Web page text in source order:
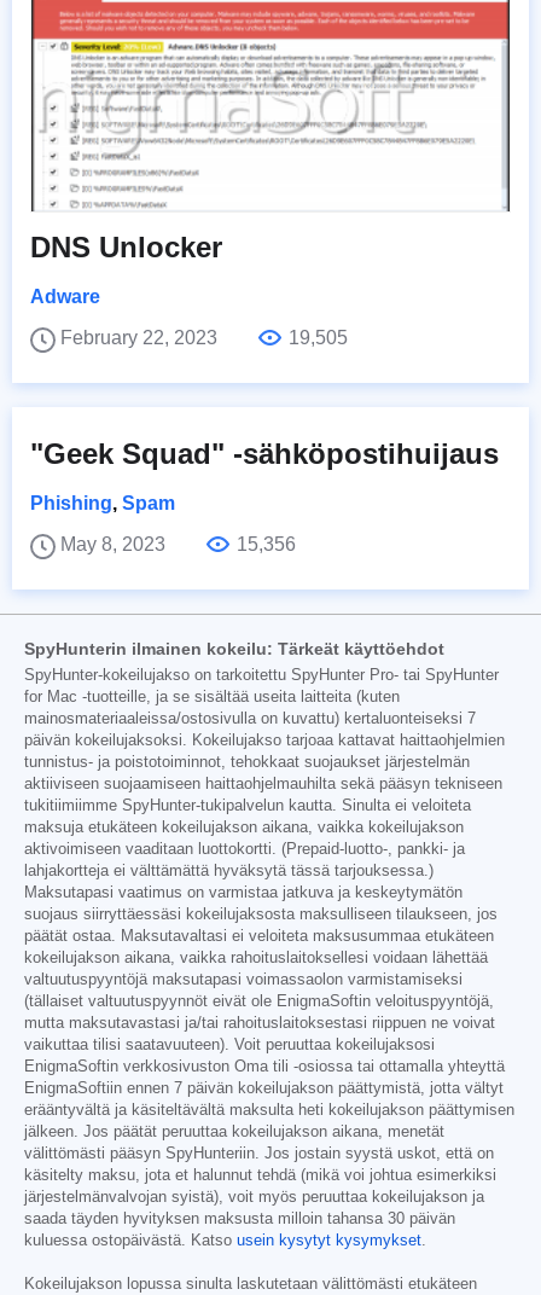
DNS Unlocker
Adware
February 22, 2023
19,505
"Geek Squad" -sähköpostihuijaus
Phishing, Spam
May 8, 2023
15,356
SpyHunterin ilmainen kokeilu: Tärkeät käyttöehdot
SpyHunter-kokeilujakso on tarkoitettu SpyHunter Pro- tai SpyHunter
for Mac -tuotteille, ja se sisältää useita laitteita (kuten
mainosmateriaaleissa/ostosivulla on kuvattu) kertaluonteiseksi 7
päivän kokeilujaksoksi. Kokeilujakso tarjoaa kattavat haittaohjelmien
tunnistus- ja poistotoiminnot, tehokkaat suojaukset järjestelmän
aktiiviseen suojaamiseen haittaohjelmauhilta sekä pääsyn tekniseen
tukitiimiimme SpyHunter-tukipalvelun kautta. Sinulta ei veloiteta
maksuja etukäteen kokeilujakson aikana, vaikka kokeilujakson
aktivoimiseen vaaditaan luottokortti. (Prepaid-luotto-, pankki- ja
lahjakortteja ei välttämättä hyväksytä tässä tarjouksessa.)
Maksutapasi vaatimus on varmistaa jatkuva ja keskeytymätön
suojaus siirryttäessäsi kokeilujaksosta maksulliseen tilaukseen, jos
päätät ostaa. Maksutavaltasi ei veloiteta maksusummaa etukäteen
kokeilujakson aikana, vaikka rahoituslaitoksellesi voidaan lähettää
valtuutuspyyntöjä maksutapasi voimassaolon varmistamiseksi
(tällaiset valtuutuspyynnöt eivät ole EnigmaSoftin veloituspyyntöjä,
mutta maksutavastasi ja/tai rahoituslaitoksestasi riippuen ne voivat
vaikuttaa tilisi saatavuuteen). Voit peruuttaa kokeilujaksosi
EnigmaSoftin verkkosivuston Oma tili -osiossa tai ottamalla yhteyttä
EnigmaSoftiin ennen 7 päivän kokeilujakson päättymistä, jotta vältyt
erääntyvältä ja käsiteltävältä maksulta heti kokeilujakson päättymisen
jälkeen. Jos päätät peruuttaa kokeilujakson aikana, menetät
välittömästi pääsyn SpyHunteriin. Jos jostain syystä uskot, että on
käsitelty maksu, jota et halunnut tehdä (mikä voi johtua esimerkiksi
järjestelmänvalvojan syistä), voit myös peruuttaa kokeilujakson ja
saada täyden hyvityksen maksusta milloin tahansa 30 päivän
kuluessa ostopäivästä. Katso usein kysytyt kysymykset.
Kokeilujakson lopussa sinulta laskutetaan välittömästi etukäteen